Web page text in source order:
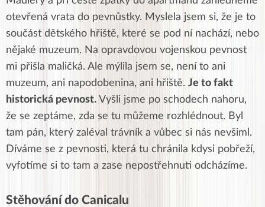
otevřená vrata do pevnůstky. Myslela jsem si, že je to
součást dětského hřiště, které se pod ní nachází, nebo
nějaké muzeum. Na opravdovou vojenskou pevnost
mi přišla maličká. Ale mýlila jsem se, není to ani
muzeum, ani napodobenina, ani hřiště. Je to fakt
historická pevnost. Vyšli jsme po schodech nahoru,
že se zeptáme, zda se tu můžeme rozhlédnout. Byl
tam pán, který zaléval trávník a vůbec si nás nevšiml.
Díváme se z pevnosti, která tu chránila kdysi pobřeží,
vyfotíme si to tam a zase nepostřehnuti odcházíme.
Stěhování do Canicalu